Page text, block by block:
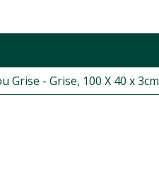
- Grise, 100 X 40 x 3cm